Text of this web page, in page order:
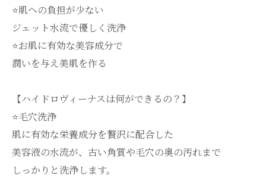
⭐️肌への負担が少ない
ジェット水流で優しく洗浄
⭐️お肌に有効な美容成分で
潤いを与え美肌を作る
【ハイドロヴィーナスは何ができるの？】
⭐️毛穴洗浄
肌に有効な栄養成分を贅沢に配合した
美容液の水流が、古い角質や毛穴の奥の汚れまで
しっかりと洗浄します。